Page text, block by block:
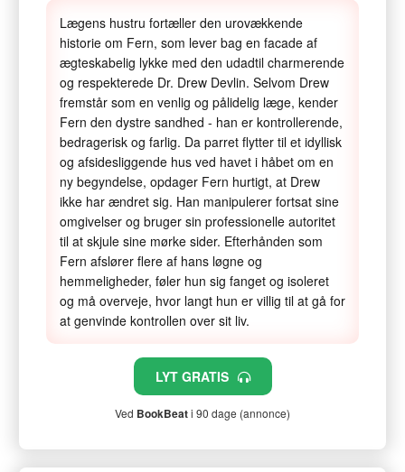
Lægens hustru fortæller den urovækkende
historie om Fern, som lever bag en facade af
ægteskabelig lykke med den udadtil charmerende
og respekterede Dr. Drew Devlin. Selvom Drew
fremstår som en venlig og pålidelig læge, kender
Fern den dystre sandhed - han er kontrollerende,
bedragerisk og farlig. Da parret flytter til et idyllisk
og afsidesliggende hus ved havet i håbet om en
ny begyndelse, opdager Fern hurtigt, at Drew
ikke har ændret sig. Han manipulerer fortsat sine
omgivelser og bruger sin professionelle autoritet
til at skjule sine mørke sider. Efterhånden som
Fern afslører flere af hans løgne og
hemmeligheder, føler hun sig fanget og isoleret
og må overveje, hvor langt hun er villig til at gå for
at genvinde kontrollen over sit liv.
LYT GRATIS
Ved BookBeati 90 dage (annonce)